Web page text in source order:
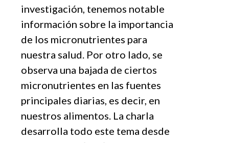
investigación, tenemos notable
información sobre la importancia
de los micronutrientes para
nuestra salud. Por otro lado, se
observa una bajada de ciertos
micronutrientes en las fuentes
principales diarias, es decir, en
nuestros alimentos. La charla
desarrolla todo este tema desde